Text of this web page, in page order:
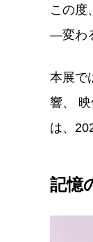
この度
―変わ
本展で
響、
は、
記憶